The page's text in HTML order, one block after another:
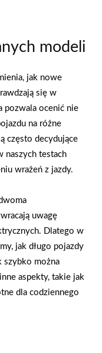
modeli
jak nowe
się w
pozwala ocenić nie
na różne
często decydujące
naszych testach
wrażeń z jazdy.
uwagę
Dlatego w
jak długo pojazdy
szybko można
aspekty, takie jak
dla codziennego